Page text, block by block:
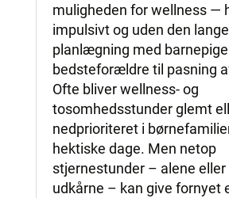
muligheden for wellness —
impulsivt og uden den lange
planlægning med
bedsteforældre til pasning
Ofte bliver wellness- og
tosomhedsstunder glemt
nedprioriteret i
hektiske dage. Men netop
stjernestunder – alene eller
udkårne – kan give fornyet